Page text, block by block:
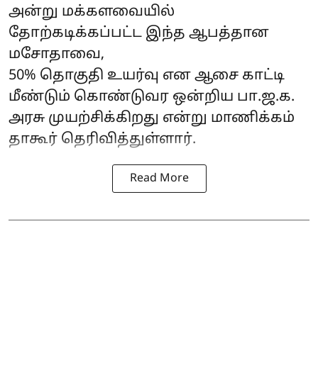
அன்று மக்களவையில்
தோற்கடிக்கப்பட்ட இந்த ஆபத்தான
மசோதாவை,
50% தொகுதி உயர்வு என ஆசை காட்டி
மீண்டும் கொண்டுவர ஒன்றிய பா.ஜ.க.
அரசு முயற்சிக்கிறது என்று மாணிக்கம்
தாகூர் தெரிவித்துள்ளார்.
Read More